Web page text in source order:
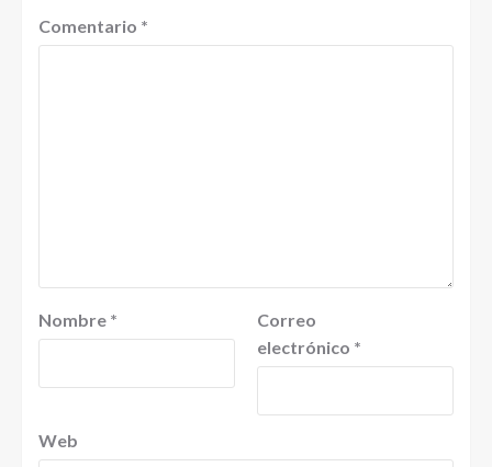
Comentario *
Nombre *
Correo
electrónico *
Web